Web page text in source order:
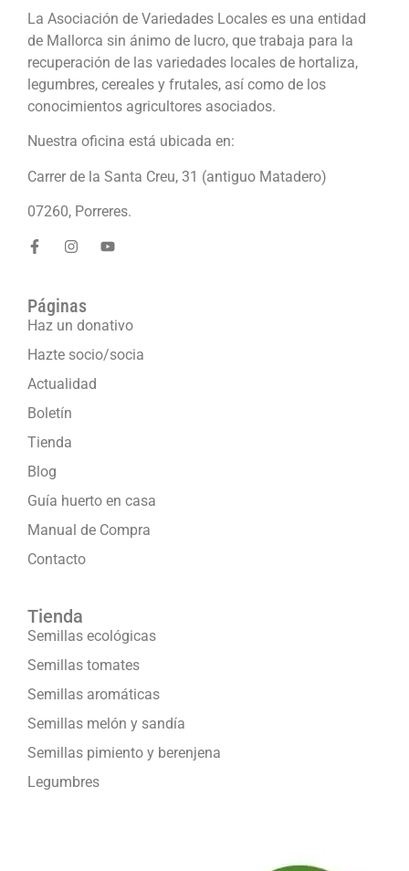
La Asociación de Variedades Locales es una entidad
de Mallorca sin ánimo de lucro, que trabaja para la
recuperación de las variedades locales de hortaliza,
legumbres, cereales y frutales, así como de los
conocimientos agricultores asociados.
Nuestra oficina está ubicada en:
Carrer de la Santa Creu, 31 (antiguo Matadero)
07260, Porreres.
Páginas
Haz un donativo
Hazte socio/socia
Actualidad
Boletín
Tienda
Blog
Guía huerto en casa
Manual de Compra
Contacto
Tienda
Semillas ecológicas
Semillas tomates
Semillas aromáticas
Semillas melón y sandía
Semillas pimiento y berenjena
Legumbres